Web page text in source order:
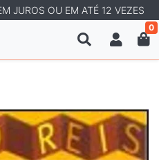
JUROS OU EM ATÉ 12 VEZES
0